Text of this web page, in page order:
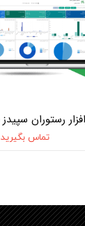
تماس بگیرید